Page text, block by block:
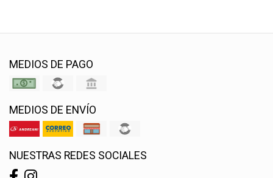
MEDIOS DE PAGO
MEDIOS DE ENVÍO
NUESTRAS REDES SOCIALES